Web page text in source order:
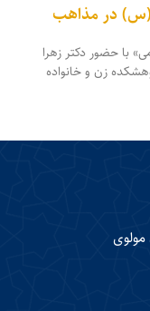
در مذاهب
با حضور دکتر زهرا
زن و خانواده
مولوی